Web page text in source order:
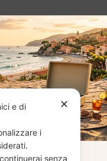
usati
✕
e di
i
senza